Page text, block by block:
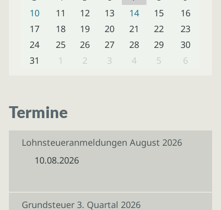
10
11 12 13 14 15
16
17
18 19 20 21 22
23
24
25 26 27 28 29
30
31
1 2 3 4 5 6
Termine
Lohnsteueranmeldungen August 2026
10.08.2026
Grundsteuer 3. Quartal 2026